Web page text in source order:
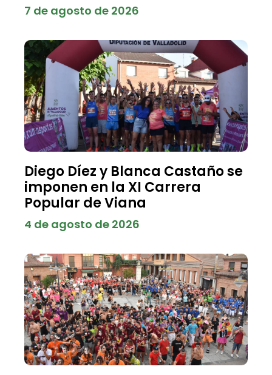
7 de agosto de 2026
Diego Díez y Blanca Castaño se
imponen en la XI Carrera
Popular de Viana
4 de agosto de 2026